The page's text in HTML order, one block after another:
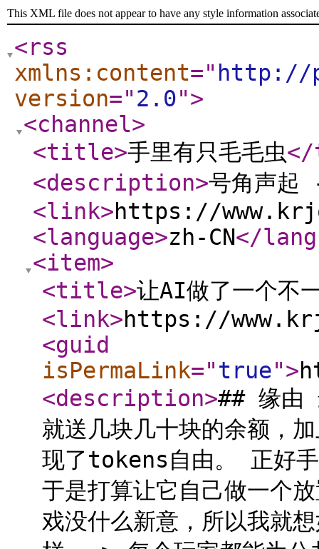
This XML file does not appear to have any style information
<rss
xmlns:content=" http://
version="2.0">
<channel>
<title>手里有只毛毛虫
<description>号角声起
<link>https://
<language>zh-CN</
<item>
<title>让AI做了一个不
<link>https://
<guid
isPermaLink="true">
<description>## 缘由
就送几块几十块的余额，
现了tokens自由。 正好
于是打算让它自己做一个
戏没什么新意，所以我就